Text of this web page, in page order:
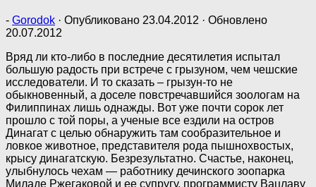
- Gorodok · Опубликовано 23.04.2012 · Обновлено
20.07.2012
Вряд ли кто-либо в последние десятилетия испытал
большую радость при встрече с грызуном, чем чешские
исследователи. И то сказать – грызун-то не
обыкновенный, а доселе повстречавшийся зоологам на
Филиппинах лишь однажды. Вот уже почти сорок лет
прошло с той поры, а ученые все ездили на остров
Динагат с целью обнаружить там сообразительное и
ловкое животное, представителя рода пышнохвостых,
крысу динагатскую. Безрезультатно. Счастье, наконец,
улыбнулось чехам — работнику дечинского зоопарка
Миладе Ржегаковой и ее супругу, программисту Вацлаву